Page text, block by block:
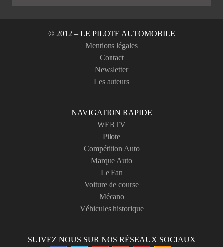
© 2012 – LE PILOTE AUTOMOBILE
Mentions légales
Contact
Newsletter
Les auteurs
NAVIGATION RAPIDE
WEBTV
Pilote
Compétition Auto
Marque Auto
Le Fan
Voiture de course
Mécano
Véhicules historique
SUIVEZ NOUS SUR NOS RÉSEAUX SOCIAUX